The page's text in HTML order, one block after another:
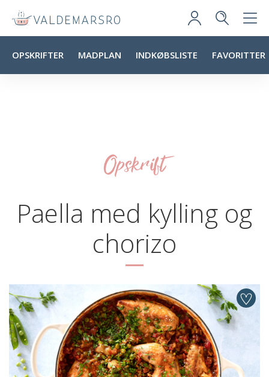
OPSKRIFTER MADPLAN INDKØBSLISTE FAVORITTER
Opskrift
Paella med kylling og
chorizo